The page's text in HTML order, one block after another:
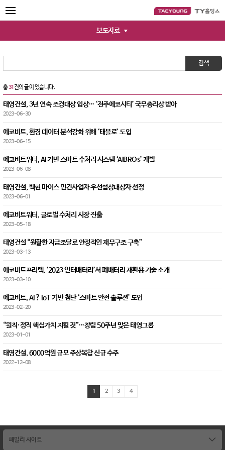
보도자료
검색
총31 건의 글이 있습니다.
태영건설, 3년 연속 조경대상 입상… ‘전주에코시티’ 국무총리상 받아
2023-06-30
에코비트, 환경 데이터 분석강화 위해 ‘태블로’ 도입
2023-06-15
에코비트워터, AI 기반 스마트 수처리 시스템 ‘AIBROs’ 개발
2023-06-08
태영건설, 백현 마이스 민간사업자 우선협상대상자 선정
2023-06-01
에코비트워터, 글로벌 수처리 시장 진출
2023-05-18
태영건설 “원활한 자금조달로 안정적인 재무구조 구축”
2023-03-13
에코비트프리텍, ‘2023 인터배터리’서 폐배터리 재활용 기술 소개
2023-03-10
에코비트, AI ? IoT 기반 첨단 ‘스마트 안전 솔루션’ 도입
2023-02-20
“원칙·정직 핵심가치 지킬 것”…창립 50주년 맞은 태영그룹
2023-01-01
태영건설, 6000억원 규모 주상복합 신규 수주
2022-12-08
1 2 3 4
패밀리 사이트
태영건설